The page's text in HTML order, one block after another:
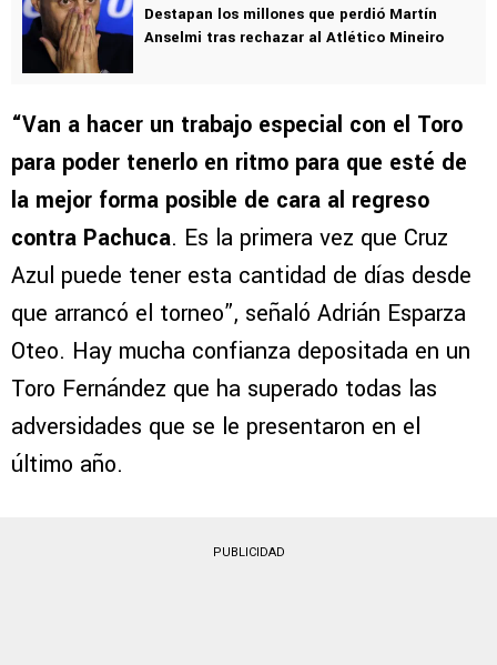
Destapan los millones que perdió Martín
Anselmi tras rechazar al Atlético Mineiro
“Van a hacer un trabajo especial con el Toro
para poder tenerlo en ritmo para que esté de
la mejor forma posible de cara al regreso
contra Pachuca. Es la primera vez que Cruz
Azul puede tener esta cantidad de días desde
que arrancó el torneo”, señaló Adrián Esparza
Oteo. Hay mucha confianza depositada en un
Toro Fernández que ha superado todas las
adversidades que se le presentaron en el
último año.
PUBLICIDAD